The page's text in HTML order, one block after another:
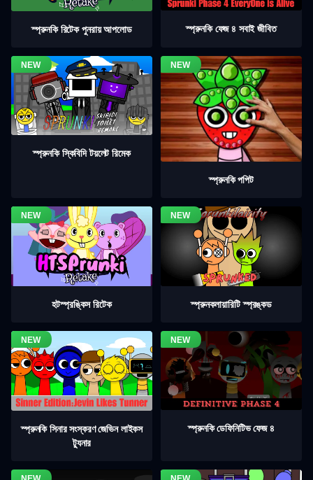
স্প্রুনকি রিটেক পুনরায় আপলোড স্প্রুনকি ফেজ ৪ সবাই জীবিত
স্প্রুনকি স্কিবিদি টয়লেট রিমেক
স্প্রুনকি পপিট
হটস্প্রঙ্কিস রিটেক স্প্রুনকলায়ারিটি স্প্রঙ্কড
স্প্রুনকি সিনার সংস্করণ জেভিন লাইকস
ট্যুনার
স্প্রুনকি ডেফিনিটিভ ফেজ ৪